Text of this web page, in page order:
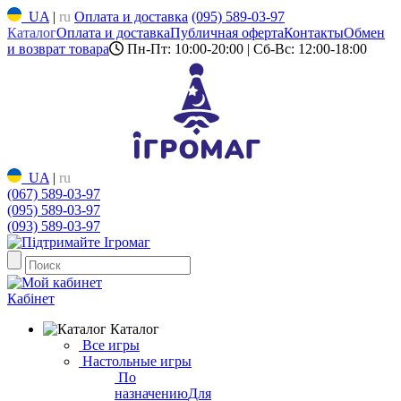
UA | ru Оплата и доставка (095) 589-03-97
КаталогОплата и доставкаПубличная офертаКонтактыОбмен
и возврат товара
Пн-Пт: 10:00-20:00 | Сб-Вс: 12:00-18:00
UA | ru
(067) 589-03-97
(095) 589-03-97
(093) 589-03-97
Кабінет
Каталог
Все игры
Настольные игры
По
назначениюДля